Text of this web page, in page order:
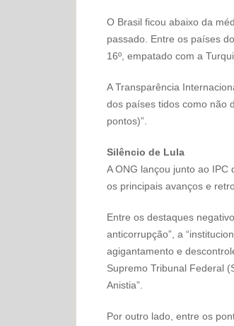
O Brasil ficou abaixo da
passado. Entre os países
16º, empatado com a
A Transparência
dos países tidos como não
pontos)”.
Silêncio de Lula
A ONG lançou junto ao IPC
os principais avanços e
Entre os destaques
anticorrupção”, a
agigantamento e
Supremo Tribunal Federal
Anistia”.
Por outro lado, entre os